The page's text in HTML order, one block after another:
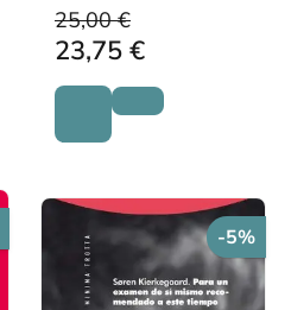
25,00 €
23,75 €
-5%